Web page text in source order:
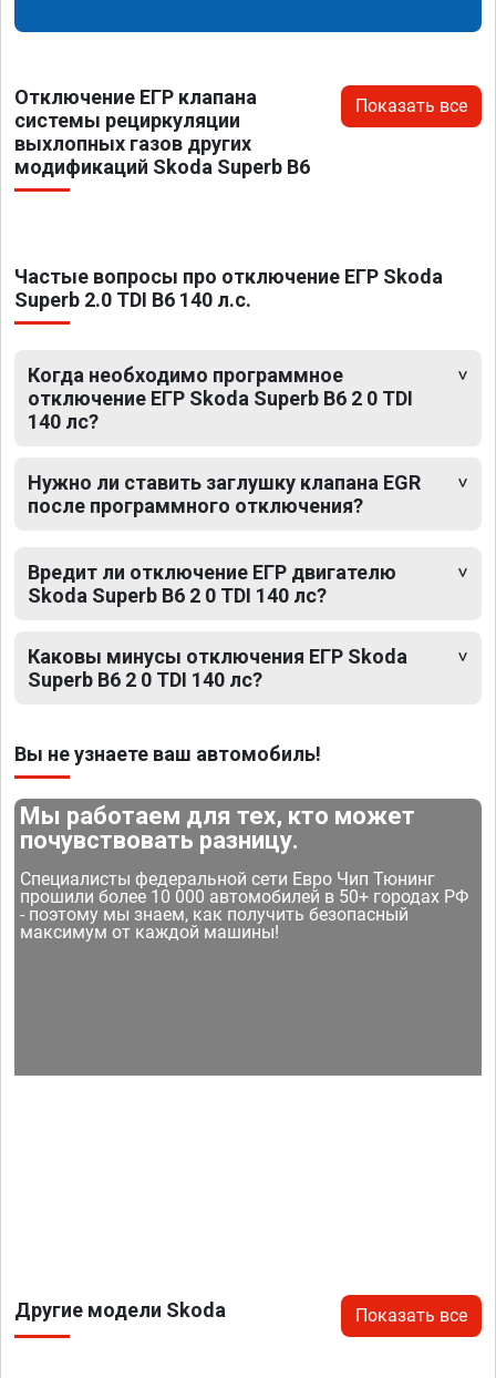
Отключение ЕГР клапана
системы рециркуляции
выхлопных газов других
модификаций Skoda Superb B6
Показать все
Частые вопросы про отключение ЕГР Skoda
Superb 2.0 TDI B6 140 л.с.
Когда необходимо программное
отключение ЕГР Skoda Superb B6 2 0 TDI
140 лс?
Нужно ли ставить заглушку клапана EGR
после программного отключения?
Вредит ли отключение ЕГР двигателю
Skoda Superb B6 2 0 TDI 140 лс?
Каковы минусы отключения ЕГР Skoda
Superb B6 2 0 TDI 140 лс?
Вы не узнаете ваш автомобиль!
Мы работаем для тех, кто может
почувствовать разницу.
Специалисты федеральной сети Евро Чип Тюнинг
прошили более 10 000 автомобилей в 50+ городах РФ
- поэтому мы знаем, как получить безопасный
максимум от каждой машины!
Другие модели Skoda Показать все